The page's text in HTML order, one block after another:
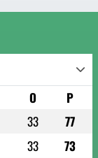
O P
33 77
33 73